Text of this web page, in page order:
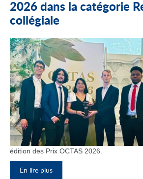
2026 dans la catégorie
collégiale
édition des Prix OCTAS 2026.
En lire plus